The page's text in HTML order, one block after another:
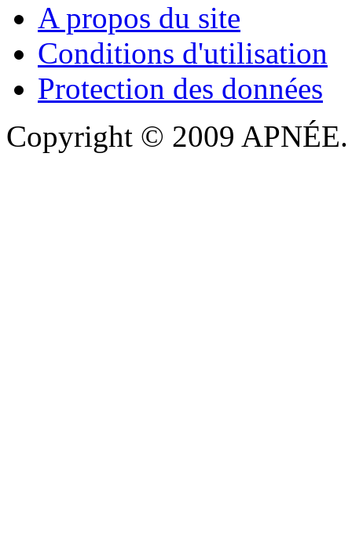
A propos du site
Conditions d'utilisation
Protection des données
Copyright © 2009 APNÉE.